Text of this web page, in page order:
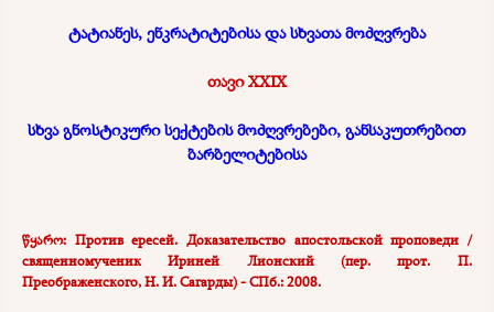
ტატიანეს, ენკრატიტებისა და სხვათა მოძღვრება
თავი XXIX
სხვა გნოსტიკური სექტების მოძღვრებები, განსაკუთრებით
ბარბელიტებისა
წყარო: Против ересей. Доказательство апостольской проповеди /
священномученик Ириней Лионский (пер. прот. П.
Преображенского, Н.И. Сагарды) - СПб.: 2008.